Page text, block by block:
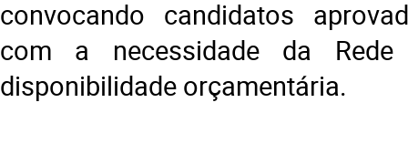
convocando candidatos
com a necessidade da
disponibilidade orçamentária.